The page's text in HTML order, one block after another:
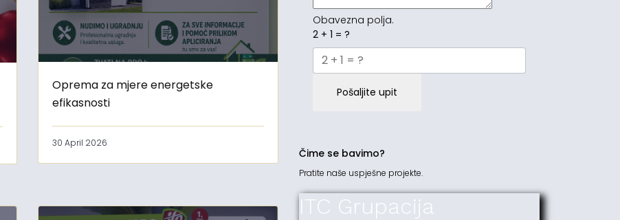
Oprema za mjere energetske
efikasnosti
30 April 2026
Obavezna polja.
2 + 1 = ?
Pošaljite upit
Čime se bavimo?
Pratite naše uspješne projekte.
ITC Grupacija